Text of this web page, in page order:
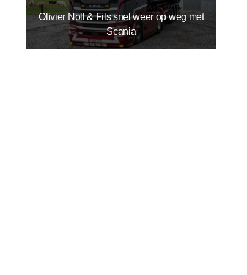
Olivier Noll & Fils snel weer op weg met
Scania